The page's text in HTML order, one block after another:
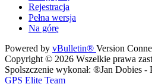
Rejestracja
Pełna wersja
Na górę
Powered by vBulletin® Version
Copyright © 2026 Wszelkie prawa
Spolszczenie wykonał: ®Jan Dobies -
GPS Elite Team